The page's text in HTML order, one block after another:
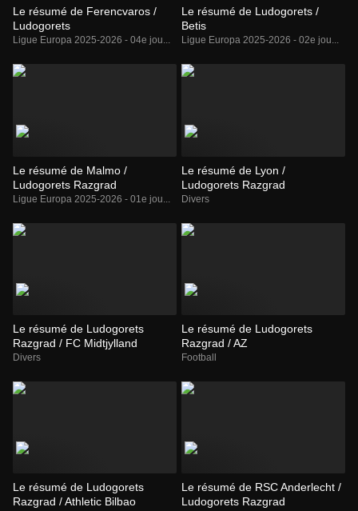
Le résumé de Ferencvaros /
Ludogorets
Ligue Europa 2025-2026 - 04e jou...
Le résumé de Ludogorets /
Betis
Ligue Europa 2025-2026 - 02e jou...
Le résumé de Malmo /
Ludogorets Razgrad
Ligue Europa 2025-2026 - 01e jou...
Le résumé de Lyon /
Ludogorets Razgrad
Divers
Le résumé de Ludogorets
Razgrad / FC Midtjylland
Divers
Le résumé de Ludogorets
Razgrad / AZ
Football
Le résumé de Ludogorets
Razgrad / Athletic Bilbao
Le résumé de RSC Anderlecht /
Ludogorets Razgrad